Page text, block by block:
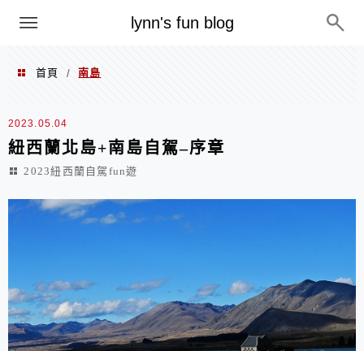
lynn's fun blog
menu
首頁 / 南島
南島
2023.05.04
紐西蘭北島+南島自駕–序章
2023紐西蘭自駕fun遊